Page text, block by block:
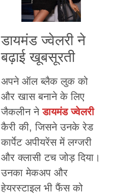
डायमंड ज्वेलरी ने
बढ़ाई खूबसूरती
अपने ऑल ब्लैक लुक को
और खास बनाने के लिए
जैकलीन नेडायमंड ज्वेलरी
कैरी की, जिसने उनके रेड
कार्पेट अपीयरेंस में लग्जरी
और क्लासी टच जोड़ दिया।
उनका मेकअप और
हेयरस्टाइल भी फैंस को